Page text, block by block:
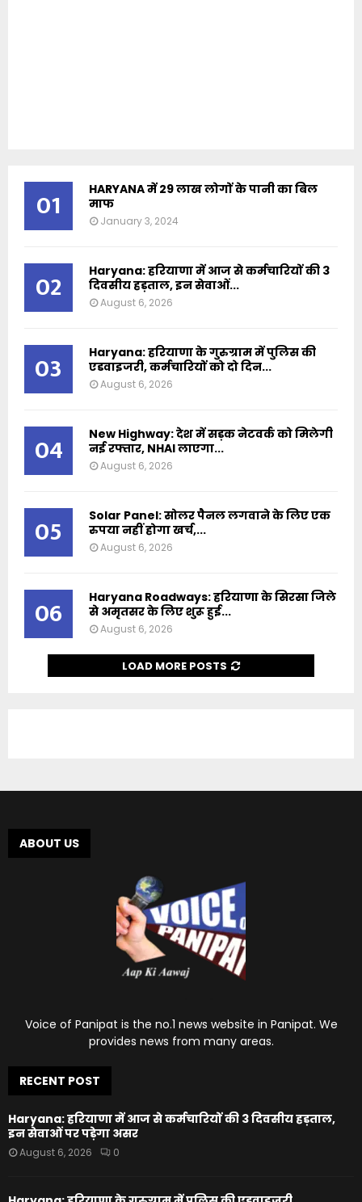
01
HARYANA में 29 लाख लोगों के पानी का बिल
माफ
January 3, 2024
02
Haryana: हरियाणा में आज से कर्मचारियों की 3
दिवसीय हड़ताल, इन सेवाओं...
August 6, 2026
03
Haryana: हरियाणा के गुरुग्राम में पुलिस की
एडवाइजरी, कर्मचारियों को दो दिन...
August 6, 2026
04
New Highway: देश में सड़क नेटवर्क को मिलेगी
नई रफ्तार, NHAI लाएगा...
August 6, 2026
05
Solar Panel: सोलर पैनल लगवाने के लिए एक
रुपया नहीं होगा खर्च,...
August 6, 2026
06
Haryana Roadways: हरियाणा के सिरसा जिले
से अमृतसर के लिए शुरू हुई...
August 6, 2026
LOAD MORE POSTS
ABOUT US
Voice of Panipat is the no.1 news website in Panipat. We
provides news from many areas.
RECENT POST
Haryana: हरियाणा में आज से कर्मचारियों की 3 दिवसीय हड़ताल,
इन सेवाओं पर पड़ेगा असर
August 6, 2026 0